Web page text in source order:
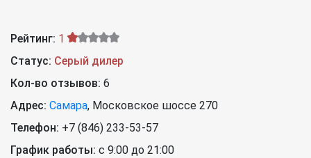
Рейтинг: 1
Статус: Серый дилер
Кол-во отзывов: 6
Адрес: Самара, Московское шоссе 270
Телефон: +7 (846) 233-53-57
График работы: c 9:00 до 21:00